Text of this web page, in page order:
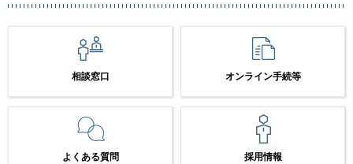
相談窓口 オンライン手続等
よくある質問 採用情報